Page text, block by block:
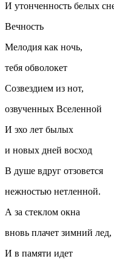
И утонченность белых
Вечность
Мелодия как ночь,
тебя обволокет
Созвездием из нот,
озвученных Вселенной
И эхо лет былых
и новых дней восход
В душе вдруг отзовется
нежностью нетленной.
А за стеклом окна
вновь плачет зимний лед,
И в памяти идет